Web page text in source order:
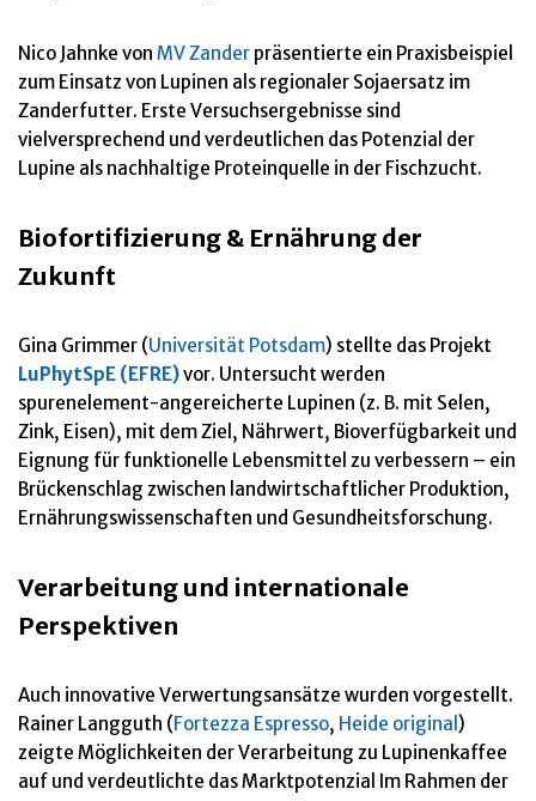
Nico Jahnke von MV Zander präsentierte ein Praxisbeispiel
zum Einsatz von Lupinen als regionaler Sojaersatz im
Zanderfutter. Erste Versuchsergebnisse sind
vielversprechend und verdeutlichen das Potenzial der
Lupine als nachhaltige Proteinquelle in der Fischzucht.
Biofortifizierung & Ernährung der
Zukunft
Gina Grimmer (Universität Potsdam) stellte das Projekt
LuPhytSpE (EFRE)vor. Untersucht werden
spurenelement-angereicherte Lupinen (z. B. mit Selen,
Zink, Eisen), mit dem Ziel, Nährwert, Bioverfügbarkeit und
Eignung für funktionelle Lebensmittel zu verbessern – ein
Brückenschlag zwischen landwirtschaftlicher Produktion,
Ernährungswissenschaften und Gesundheitsforschung.
Verarbeitung und internationale
Perspektiven
Auch innovative Verwertungsansätze wurden vorgestellt.
Rainer Langguth (Fortezza Espresso, Heide original )
zeigte Möglichkeiten der Verarbeitung zu Lupinenkaffee
auf und verdeutlichte das Marktpotenzial Im Rahmen der